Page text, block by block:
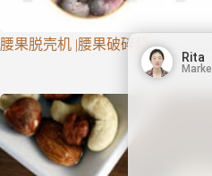
腰果脱壳机 |腰果破碎机
Rita